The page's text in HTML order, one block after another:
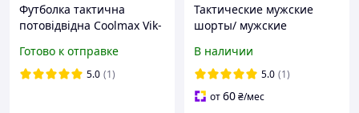
Футболка тактична
потовідвідна Coolmax Vik-
(розміри 44-60)
Готово к отправке
5.0 (1)
Тактические мужские
шорты/ мужские
шорты для военных
летние Rip-Stop/
В наличии
5.0 (1)
от60₴/мес